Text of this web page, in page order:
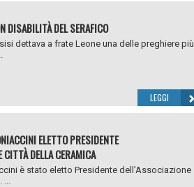
DISABILITÀ DEL SERAFICO
dettava a frate Leone una delle preghiere più
LEGGI
ELETTO PRESIDENTE
CITTÀ DELLA CERAMICA
è stato eletto Presidente dell’Associazione
...